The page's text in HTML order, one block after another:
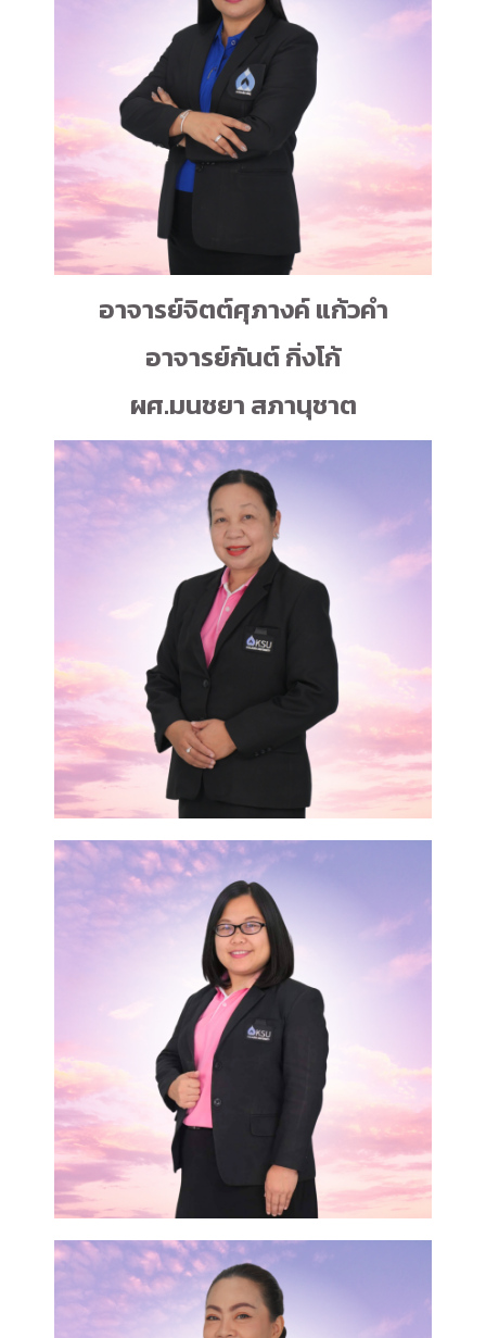
อาจารย์จิตต์ศุภางค์ แก้วคำ
อาจารย์กันต์ กิ่งโก้
ผศ.มนชยา สภานุชาต